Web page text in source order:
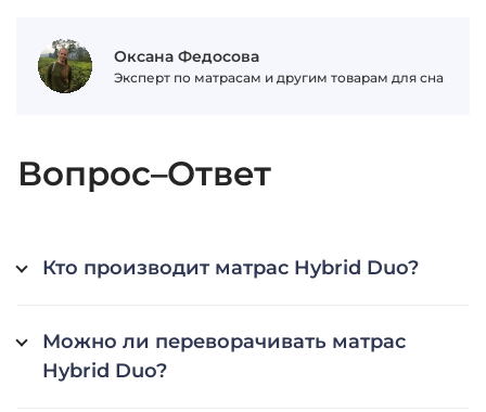
Оксана Федосова
Эксперт по матрасам и другим товарам для сна
Вопрос–Ответ
Кто производит матрас Hybrid Duo?
Можно ли переворачивать матрас
Hybrid Duo?